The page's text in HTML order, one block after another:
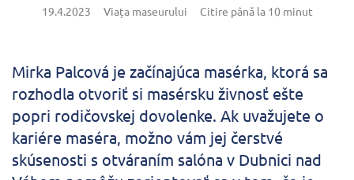
19.4.2023 Viața maseurului Citire până la 10 minut
Mirka Palcová je začínajúca masérka, ktorá sa
rozhodla otvoriť si masérsku živnosť ešte
popri rodičovskej dovolenke. Ak uvažujete o
kariére maséra, možno vám jej čerstvé
skúsenosti s otváraním salóna v Dubnici nad